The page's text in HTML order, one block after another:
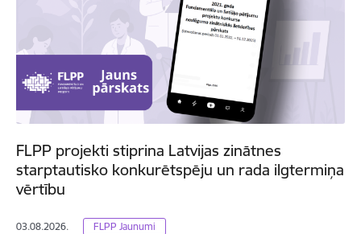
FLPP projekti stiprina Latvijas zinātnes
starptautisko konkurētspēju un rada ilgtermiņa
vērtību
03.08.2026. FLPP Jaunumi